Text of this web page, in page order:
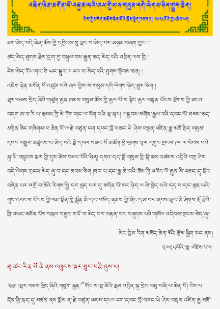
༸དགའ་ལྡན་ཁྲི་ཐོག་༡༠༤པ་ ༸རྗེ་བཙུན་བློ་བཟང་བསྟན་འཛིན་དཔལ་བཟང་པོ་
མཆོག་དགོངས་པ་ཆོས་ད
: ༸འཇམ་དགོན་རྒྱལ་བའི་རྒྱལ་ཚབ་དགའ་ལྡན་ཁྲི་ཐོག་
༡༠༤པ། སྐྱབས་རྗེ་ཁྲི་ཟུར་ཟུར་རིན་པོ་ཆེ་མཚན་བརྗོད་པར་དཀའ་བ་
སེ་ར་ཐེག་ཆེན་གླིང་དུ་༧སྐུའི་གོ་སྟོན་སྲུང་བརྩི་ཞུས་པ།: ཕྱི་ལོ་༢༠༢༥ཕྱི་ཟླ་༩ཚེས་༦ནས་
༡༡བར་སེ་ར་ཐེག་ཆེན་གླིང་གོ་སྟོན་གོ་སྒྲིག་ཚོགས་ཆུང་གིས་གོ་སྒྲིག་ཞུས་ཏེ་ཉིན་
སེར་བྱེས་རིག་མཛོད་ཆེན་མོའི་དྲྭ་ཚིགས་སྒོ་འབྱེད་བྱས་ནས་ལོ་བཅུ་འཁོར་བར་གྲྭ་ཚང་
ནས་རྟ
: ༄༅། །ཕྱི་ལོ་ ༢༠༡༥ ཟླ་བ་༨ ཚེས་༡༩ ཉིན་སེར་བྱེས་མཁས་སྙན་གྲྭ་ཚང་གིས་
དེང་རབས་ཀྱི་འགྱུར་འགྲོས་དང་བསྟུན་ནས་
ྋགོང་ས་མཆོག་དགུང་གྲངས་༩༠ལ་ཕེབས་པའི་སྐུའི་འཁྲུངས་སྐར་འཚམས་འདྲི།: ཟག་
མེད་བདེ་ཆེན་ཆོས་ཀྱི་དབྱིངས་སུ་ལྡང་བ་མེད་པར་མཉམ་བཞག་ཀྱང་། །ཚད་མེད་ཐུགས་
རྗེས་དྲག་ཏུ་བསྐུལ་བས་རྒྱུན་
དགའ་ལྡན་ཁྲི་ཟུར་རིན་པོ་ཆེས་རྟ་མགྲིན་གཏོར་དབང་གནང་བ། : འཇམ་མགོན་རྒྱལ་
བའི་རིང་ལུགས་དྲི་མ་མེད་པ་འཛིན་སྐྱོང་སྤེལ་བ་རྣམས་ཀྱི་གཙུག་གི་རྒྱན་དུ་གྱུར་པ།
༧དགའ་ལྡན་ཁ
འགན་འཛིན་གསར་རྙིང་གིས་རྩིས་སྤྲོད་ལེན་བྱས།: འཕྲིན་ཐུང་།: ཕྱི་ལོ་༢༠༢༥ ཟླ་༥ ཚེས་
༥ ལ་གྲྭ་ཚང་གི་ཕྱག་མཛོད་དང་རྒྱུན་ལས་ལྷན་འཛོམས་སར་རིག་མཛོད་ཆེན་མོའི་
ཕྱག་མཛོད་སྐབས་ཉེར་བཞི་པའི་ལས་ཁུར་དབུ་ཚུགས། : ཕྱི་ལོ་༢༠༢༥ ཟླ་༤ ཚེས་༡ ཉིན་
སེར་བྱེས་མཁས་སྙན་གྲྭ་ཚང་གི་ཕྱག་མཛོད་གསར་པ། ཕྱག་མཛོད་ཆེན་མོ་དགེ་བཤེས་
བློ་བ
ལོ་༢༡༥༢ཤིང་མོ་སྦྲུལ་ལོའི་གནམ་ལོ་གསར་ཚེས་ལ་བཀྲ་ཤིས་བདེ་ལེགས་ཞུ། ཤེས་རིག་
འཕྲུལ་དེབ་ལྐོག་ཚོང་བྱེད་བཞིན་ཡོད་པར་ཤེས་རྟོགས་བྱུང་བས་དེ་དག་
དབུ་བོད་མིའི་སྒྲིག་འཛུགས་ཀྱི་དཔལ་ལྡན་སྲིད་སྐྱོང་སྤེན་པ་ཚེ་རིང་མཆོག་སེ་རར་
འཚམས་གཟ
: བཙན་བྱོལ་བོད་མིའི་ཆབ་སྲིད་ཀྱི་དབུ་ཁྲིད་སྲིད་སྐྱོང་སྤེན་པ་ཚེ་རིང་
མཆོག་གིས་སྲིད་སྐྱོང་གི་མཛད་ཁུར་བཞེས་
ཟག་མེད་བདེ་ཆེན་ཆོས་ཀྱི་དབྱིངས་སུ་ལྡང་བ་མེད་པར་མཉམ་བཞག་ཀྱང་། །
ཚད་མེད་ཐུགས་རྗེས་དྲག་ཏུ་བསྐུལ་བས་རྒྱུན་ཆད་མེད་པའི་འཕྲིན་ལས་གྱི། །
ངེས་མེད་རོལ་གར་ཅི་ཡང་སྒྱུར་ལ་ངལ་བ་མེད་པའི་ཐུགས་སྟོབས་ཅན། །
འཇིག་རྟེན་མགོན་པོ་འཛུམ་པའི་ཞལ་གྱིས་ས་གསུམ་དགེ་ལེགས་ཉིད་གྱུར་ཅིག །
ལྷར་བཅས་སྲིད་ཞིའི་གཙུག་རྒྱན་ཁམས་གསུམ་ཆོས་ཀྱི་རྒྱལ་པོ་ས་སྟེང་རྒྱལ་བསྟན་ཡོངས་རྫོགས་ཀྱི་མངའ་
བདག་ཁ་བ་རི་པ་རྣམས་ཀྱི་མེ་ཏོག་གང་ལ་ཕོག་པའི་ལྷ་སྐལ། ྋསྐྱབས་མགོན་རྒྱལ་བའི་དབང་པོ་ཐམས་ཅད་
མཁྱེན་ཅིང་གཟིགས་པ་ཆེན་པོ་ྋརྗེ་བཙུན་ངག་དབང་བློ་བཟང་ཡེ་ཤེས་བསྟན་འཛིན་རྒྱ་མཚོ་སྲིད་གསུམ་
དབང་བསྒྱུར་མཚུངས་པ་མེད་པའི་སྡེ་དཔལ་བཟང་པོ་མཆོག་ཕྱི་ལུགས་ལྟར་དགུང་གྲངས་༩༠ ལ་ཕེབས་པའི་
སྐུ་ཡི་འཁྲུངས་སྐར་གྱི་དུས་ཚེས་བཟང་པོའི་ཉིན། དགའ་དད་སྤྲོ་གསུམ་གྱི་སྒོ་ནས་འཚམས་འདྲིའི་བཀྲ་ཤིས་
བདེ་ལེགས་གྲངས་མེད་ཞུ་བ་དང་ཆབས་ཅིག །ཟབ་པ་དང་རྒྱ་ཆེ་བའི་ཆོས་ཀྱི་འཁོར་ལོ་རྒྱུན་མི་འཆད་དུ་སྐོར་
བཞིན་པར་འགྲོ་བ་མིའི་རིགས་སྤྱི་དང་ཁྱད་པར་དུ་མགོན་པོ་གང་ཉིད་ལ་མི་ཕྱེད་པའི་དད་པ་དང་ལྡན་པའི་
གུས་འབངས་ཡོངས་ཀྱི་ལམ་སྟོན་གྱི་སྒྲོན་མེ་དང་བསོད་ནམས་ཀྱི་ཞིང་དམ་པར་ཞབས་ཟུང་མི་ཤིགས་རྡོ་རྗེའི་
ཁྲི་འཕང་མཐོན་པོར་བསྐལ་བརྒྱར་གཡོ་བ་མེད་པར་བརྟན་པར་བཞུགས་པའི་གསོལ་འདེབས་གྲངས་མེད་ཞུ།།
སེར་བྱེས་རིག་མཛོད་ཆེན་མོའི་རྩོམ་སྒྲིག་ཁང་ནས།
༢༠༢༥ལོའི་ཟླ་༧ཚེས་༦ལ།
གྲྭ་ཚང་རིན་པོ་ཆེ་ནས་འཁྲུངས་སྐར་སྲུང་བརྩི་ཞུས་པ།
༄༅། །ལྷར་བཅས་སྲིད་ཞིའི་གཙུག་རྒྱན་༸གོང་ས་ལྷ་མིའི་རྣམ་འདྲེན་སྐུ་ཕྲེང་བཅུ་བཞི་པ་ཆེན་པོ། ངེས་པ་
དོན་གྱི་སླད་དུ་མཚན་ནས་སྨོས་ན་རྗེ་བཙུན་འཇམ་དཔལ་ངག་དབང་བློ་བཟང་ཡེ་ཤེས་བསྟན་འཛིན་རྒྱ་མཚོ་